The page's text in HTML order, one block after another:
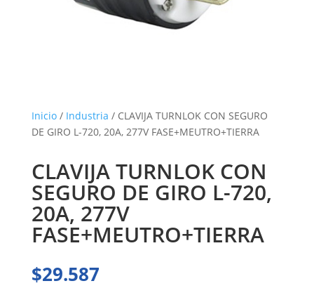
Inicio/ Industria / CLAVIJA TURNLOK CON SEGURO
DE GIRO L-720, 20A, 277V FASE+MEUTRO+TIERRA
CLAVIJA TURNLOK CON
SEGURO DE GIRO L-720,
20A, 277V
FASE+MEUTRO+TIERRA
$29.587